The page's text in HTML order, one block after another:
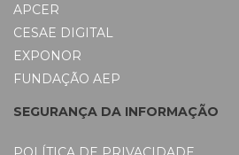
APCER
CESAE DIGITAL
EXPONOR
FUNDAÇÃO AEP
SEGURANÇA DA INFORMAÇÃO